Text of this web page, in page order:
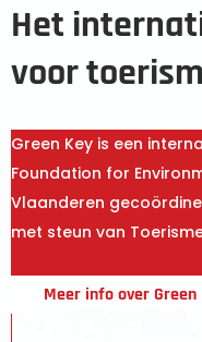
Het
voor
Green Key is een
Foundation for
Vlaanderen
met steun van
Meer info over Green